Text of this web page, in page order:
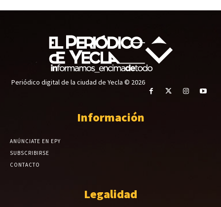
Periódico digital de la ciudad de Yecla © 2026
Información
ANÚNCIATE EN EPY
SUBSCRIBIRSE
CONTACTO
Legalidad